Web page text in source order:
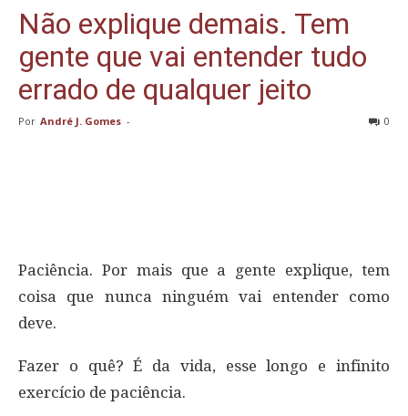
Não explique demais. Tem
gente que vai entender tudo
errado de qualquer jeito
Por André J. Gomes - 0
Paciência. Por mais que a gente explique, tem
coisa que nunca ninguém vai entender como
deve.
Fazer o quê? É da vida, esse longo e infinito
exercício de paciência.